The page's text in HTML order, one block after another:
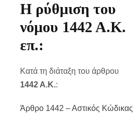
Η ρύθμιση του
νόμου 1442 Α.Κ.
επ.:
Κατά τη διάταξη του άρθρου
1442 Α.Κ.:
Άρθρο 1442 – Αστικός Κώδικας